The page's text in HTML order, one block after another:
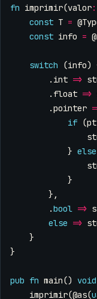
fn imprimir(valor:
const T =
const info =
switch (info)
. int =>
. float =>
.pointer
if (
} else
}
},
.bool =>
else =>
}
}
pub fn main() void
imprimir(@as(